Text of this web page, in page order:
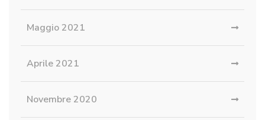
Maggio 2021
Aprile 2021
Novembre 2020